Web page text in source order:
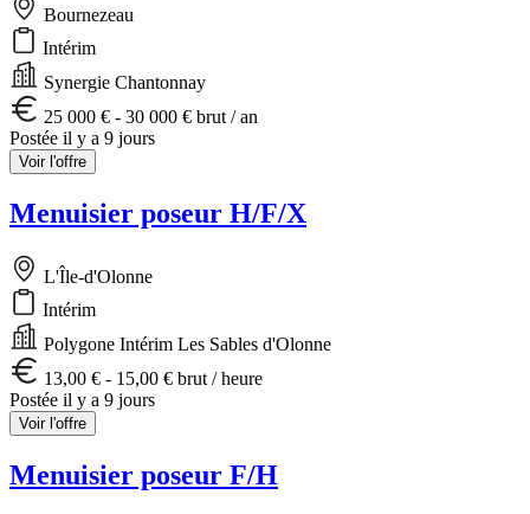
Bournezeau
Intérim
Synergie Chantonnay
25 000 € - 30 000 € brut / an
Postée il y a 9 jours
Voir l'offre
Menuisier poseur H/F/X
L'Île-d'Olonne
Intérim
Polygone Intérim Les Sables d'Olonne
13,00 € - 15,00 € brut / heure
Postée il y a 9 jours
Voir l'offre
Menuisier poseur F/H